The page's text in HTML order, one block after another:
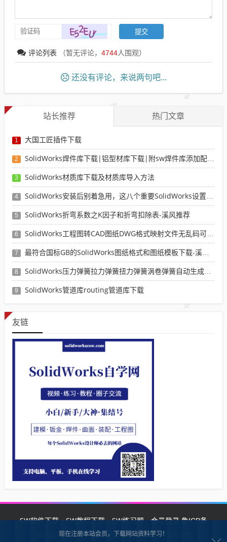
评论列表 （暂无评论， 4744人围观）
还没有评论，来说两句吧...
站长推荐 热门文章
1 大国工匠插件下载
2 SolidWorks焊件库下载|铝型材库下载|附sw焊件库添加配置使用教程
3 SolidWorks材质库下载及材质库导入方法
4 SolidWorks安装后别着急用，这八个重要SolidWorks设置可以提高你的画图效率
5 SolidWorks折弯系数之K因子和折弯扣除表-溪风推荐
6 SolidWorks工程图转CAD图纸DWG格式映射文件无乱码可分层-溪风亲测推荐
7 最符合国标GB的SolidWorks图纸格式和图纸模板下载-溪风专用版
8 SolidWorks压力弹簧拉力弹簧扭力弹簧涡卷弹簧自动生成宏程序下载
9 SolidWorks管道库routing管道库下载
友链
SW软件下载 SW教程下载 SW练习题 会员登录鲁ICP备
2021002287号-1鲁公网安备 37132902372928号
现在注册本站会员，下载网站资料学习！